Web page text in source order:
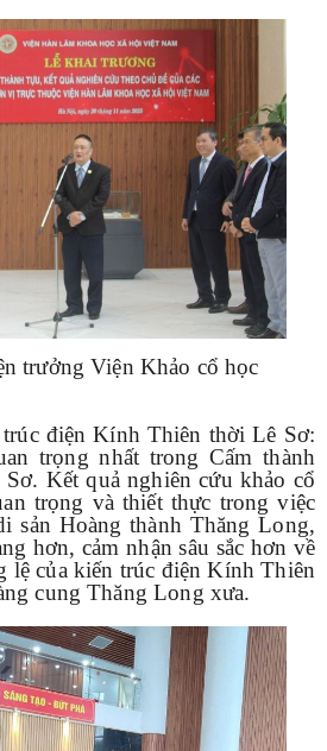
trưởng Viện Khảo cổ học
điện Kính Thiên thời Lê Sơ:
trọng nhất trong Cấm thành
Kết quả nghiên cứu khảo cổ
trọng và thiết thực trong việc
sản Hoàng thành Thăng Long,
hơn, cảm nhận sâu sắc hơn về
lệ của kiến trúc điện Kính Thiên
cung Thăng Long xưa.